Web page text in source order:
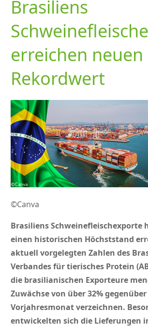
Brasiliens
erreichen neuen
Rekordwert
©Canva
Brasiliens Schweinefleischexporte
einen historischen Höchststand
aktuell vorgelegten Zahlen des
Verbandes für tierisches Protein
die brasilianischen Exporteure
Zuwächse von über 32%
Vorjahresmonat verzeichnen.
entwickelten sich die Lieferungen